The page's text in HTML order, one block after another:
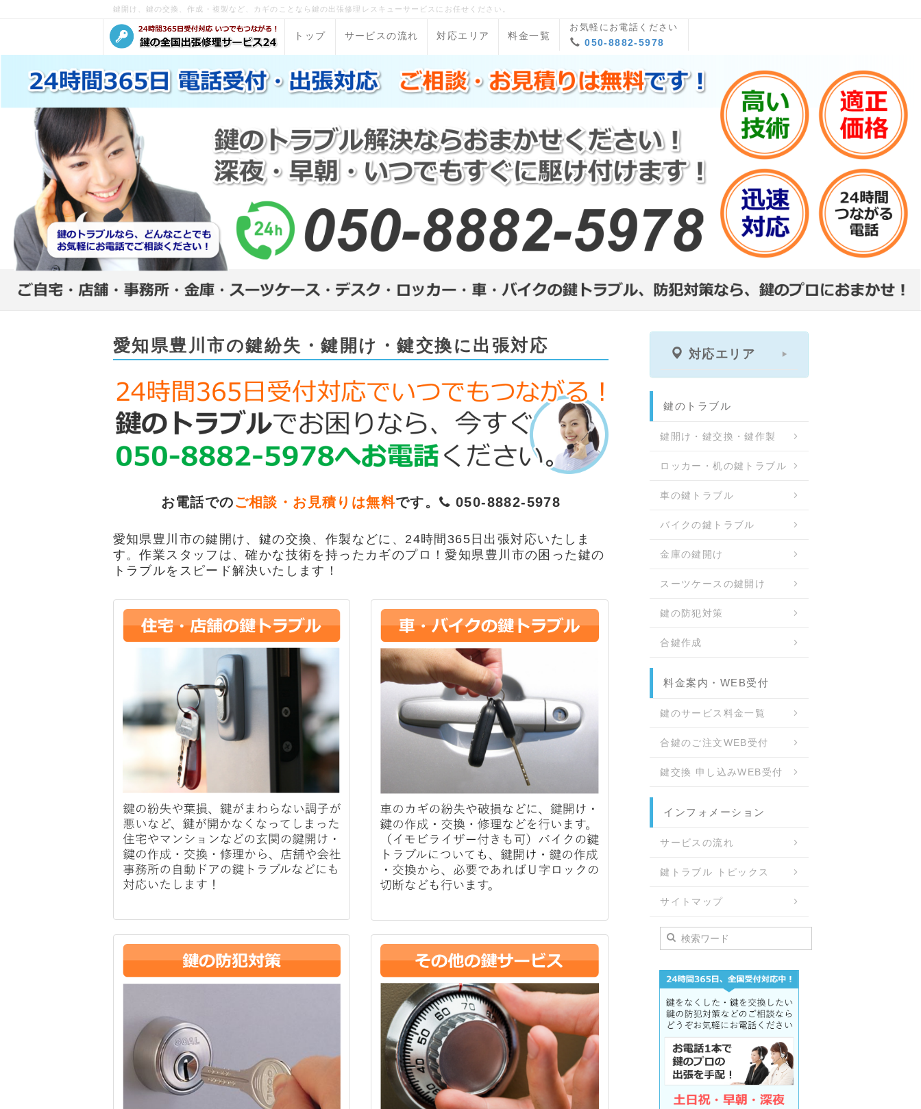
鍵開け、鍵の交換、作成・複製など、カギのことなら鍵の出張修理レスキューサービスにお任せください。
トップ サービスの流れ 対応エリア 料金一覧
お気軽にお電話ください
050-8882-5978
愛知県豊川市の鍵紛失・鍵開け・鍵交換に出張対応
お電話でのご相談・お見積りは無料です。 050-8882-5978
愛知県豊川市の鍵開け、鍵の交換、作製などに、24時間365日出張対応いたしま
す。作業スタッフは、確かな技術を持ったカギのプロ！愛知県豊川市の困った鍵の
トラブルをスピード解決いたします！
対応エリア
鍵のトラブル
鍵開け・鍵交換・鍵作製
ロッカー・机の鍵トラブル
車の鍵トラブル
バイクの鍵トラブル
金庫の鍵開け
スーツケースの鍵開け
鍵の防犯対策
合鍵作成
料金案内・WEB受付
鍵のサービス料金一覧
合鍵のご注文WEB受付
鍵交換 申し込みWEB受付
インフォメーション
サービスの流れ
鍵トラブル トピックス
サイトマップ